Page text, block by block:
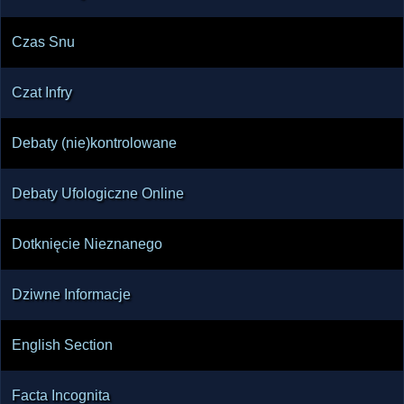
Czas Snu
Czat Infry
Debaty (nie)kontrolowane
Debaty Ufologiczne Online
Dotknięcie Nieznanego
Dziwne Informacje
English Section
Facta Incognita